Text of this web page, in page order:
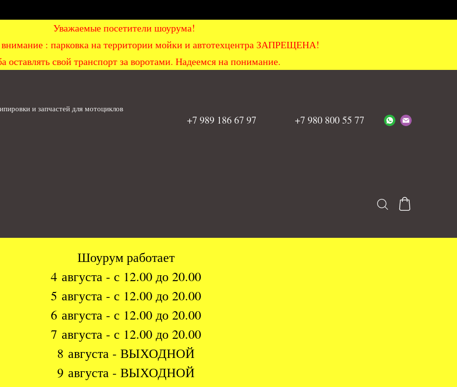
Уважаемые посетители шоурума!
: парковка на территории мойки и автотехцентра ЗАПРЕЩЕНА!
оставлять свой транспорт за воротами. Надеемся на понимание.
и запчастей для мотоциклов
+7 980 800 55 77
+7 989 186 67 97
Шоурум работает
4 августа - с 12.00 до 20.00
5 августа - с 12.00 до 20.00
6 августа - с 12.00 до 20.00
7 августа - с 12.00 до 20.00
8 августа - ВЫХОДНОЙ
9 августа - ВЫХОДНОЙ